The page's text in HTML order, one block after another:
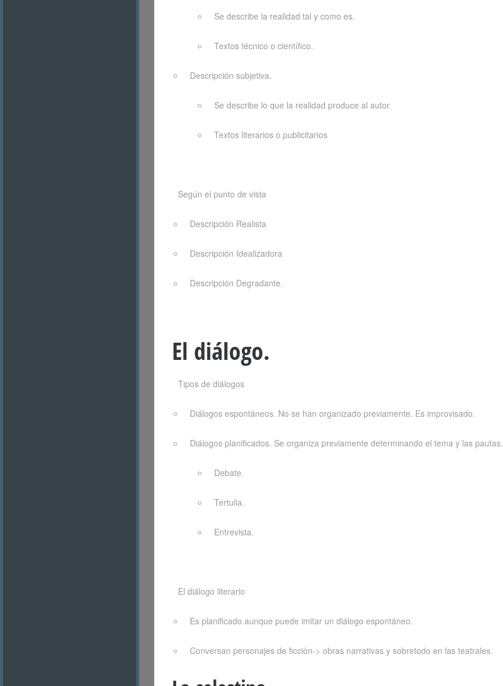
Se describe la realidad tal y como es.
Textos técnico o científico.
Descripción subjetiva.
Se describe lo que la realidad produce al autor.
Textos literarios o publicitarios
Según el punto de vista
Descripción Realista
Descripción Idealizadora
Descripción Degradante.
El diálogo.
Tipos de diálogos
Diálogos espontáneos. No se han organizado previamente. Es improvisado.
Diálogos planificados. Se organiza previamente determinando el tema y las pautas.
Debate.
Tertulia.
Entrevista.
El diálogo literario
Es planificado aunque puede imitar un diálogo espontáneo.
Conversan personajes de ficción-> obras narrativas y sobretodo en las teatrales.